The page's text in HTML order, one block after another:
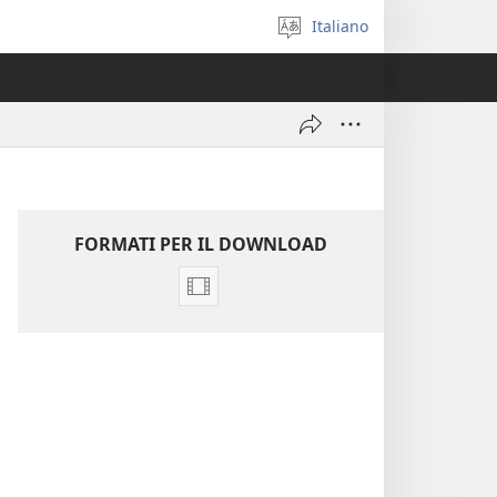
Seleziona
la
Italiano
FORMATI PER IL DOWNLOAD
Opzioni